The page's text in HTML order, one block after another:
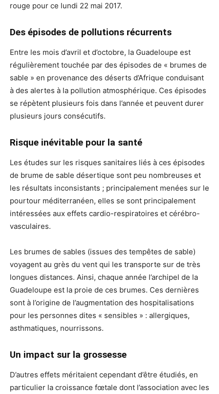
rouge pour ce lundi 22 mai 2017.
Des épisodes de pollutions récurrents
Entre les mois d’avril et d’octobre, la Guadeloupe est
régulièrement touchée par des épisodes de « brumes de
sable » en provenance des déserts d’Afrique conduisant
à des alertes à la pollution atmosphérique. Ces épisodes
se répètent plusieurs fois dans l’année et peuvent durer
plusieurs jours consécutifs.
Risque inévitable pour la santé
Les études sur les risques sanitaires liés à ces épisodes
de brume de sable désertique sont peu nombreuses et
les résultats inconsistants ; principalement menées sur le
pourtour méditerranéen, elles se sont principalement
intéressées aux effets cardio-respiratoires et cérébro-
vasculaires.
Les brumes de sables (issues des tempêtes de sable)
voyagent au grès du vent qui les transporte sur de très
longues distances. Ainsi, chaque année l’archipel de la
Guadeloupe est la proie de ces brumes. Ces dernières
sont à l’origine de l’augmentation des hospitalisations
pour les personnes dites « sensibles » : allergiques,
asthmatiques, nourrissons.
Un impact sur la grossesse
D’autres effets méritaient cependant d’être étudiés, en
particulier la croissance fœtale dont l’association avec les